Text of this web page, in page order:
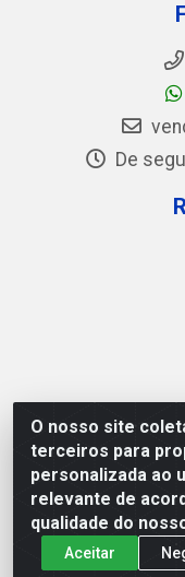
O nosso site
terceiros para
personalizada ao
relevante de
qualidade do
Aceitar
De
Polimold
Bernardo do